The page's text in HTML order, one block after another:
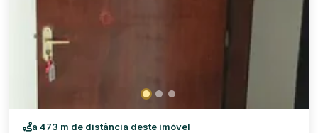
a 473 m de distância deste imóvel